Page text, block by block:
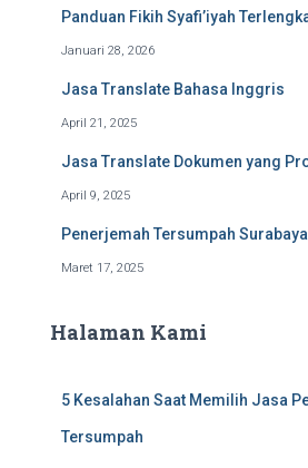
Panduan Fikih Syafi’iyah
Januari 28, 2026
Jasa Translate Bahasa Inggris
April 21, 2025
Jasa Translate Dokumen yang
April 9, 2025
Penerjemah Tersumpah Surabaya
Maret 17, 2025
Halaman Kami
5 Kesalahan Saat Memilih Jasa
Tersumpah